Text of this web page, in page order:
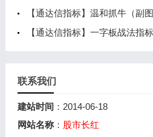
【通达信指标】温和抓牛（副图
【通达信指标】一字板战法指
联系我们
建站时间 ：2014-06-18
网站名称： 股市长红